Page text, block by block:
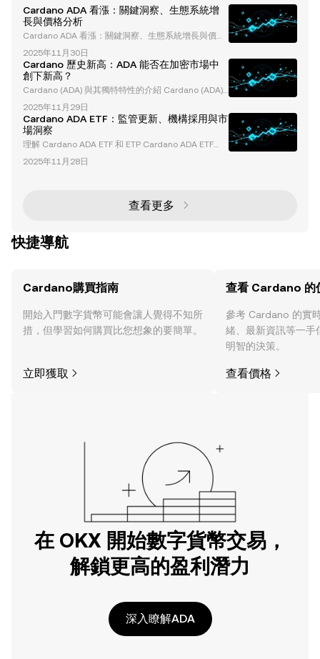
Cardano ADA 看漲：關鍵洞察、生態系統增
長與價格分析
Cardano ADA 看漲：關鍵洞察、生態系統增長與價格
分析 Cardano (ADA) 憑藉其創新的區塊鏈技術和穩步
增長的生態系統，已成為加密貨幣領域中的重要角色。
儘管因其穩健的增長和行銷挑戰而受到批評，Cardan
o 仍然吸引了作為長期穩定投資的關注。本文深入探討
推動「Cardano ADA 看漲」敘事的因素，包括生態系
統發展、技術分析及其長期價值主張。 Cardano 的品
牌與行銷挑戰 C
2025年11月30日
Cardano 歷史新高：ADA 能否在加密市場中
創下新高？
Cardano (ADA) 與其獨特特性的介紹 Cardano (ADA)
是一個突破性的權益證明（Proof-of-Stake）區塊鏈平
台，以其學術和研究驅動的方式以及對可持續性、可擴
展性和互操作性的承諾而聞名。透過採用分層架構和 H
askell 程式語言，Cardano 提供了增強的安全性和可
靠性，在競爭激烈的第一層區塊鏈領域中脫穎而出。 C
ardano 的權益證明共識機制：Ouroboros
2025年11月29日
Cardano ADA ETF：監管更新、機構採用與市
場洞察
理解 Cardano ADA ETF 和 ETP Cardano ADA ETF
（交易所交易基金）已成為加密貨幣投資領域的焦點。
雖然通常被稱為 ETF，但其中許多產品技術上屬於 ETP
討 ADA ETF 和 ETP 的最新進展、監管進展、機構採用
2025年11月28日
查看更多
快捷導航
Cardano購買指南
開始入門數字貨幣可能會讓人覺得不知所
措，但學習如何購買比您想象的要簡單。
立即獲取
查看 Cardano 的
參考 Cardano 的實
緒、最新資訊等一手
明智的決策。
查看價格
在 OKX 開始數字貨幣交易，
解鎖更高的盈利潛力
深入瞭解ADA